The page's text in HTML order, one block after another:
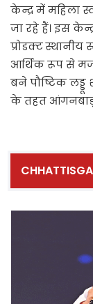
केन्द्र में महिला
जा रहे हैं। इस
प्रोडक्ट
आर्थिक रूप से
बने पौष्टिक लड्डू
के तहत